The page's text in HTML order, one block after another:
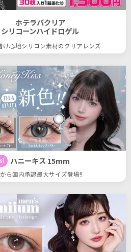
ホテラバクリア
シリコーンハイドロゲル
け心地シリコン素材のクリアレンズ
ハニーキス 15mm
ら国内承認最大サイズ登場!!